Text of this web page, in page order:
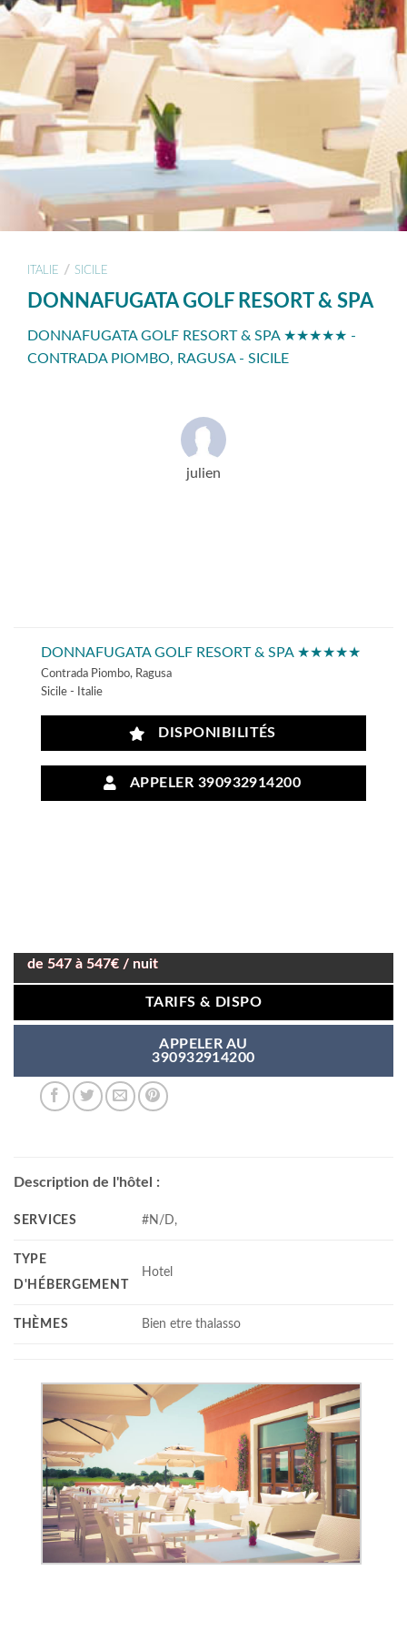
ITALIE / SICILE
DONNAFUGATA GOLF RESORT & SPA
DONNAFUGATA GOLF RESORT & SPA ★★★★★ -
CONTRADA PIOMBO, RAGUSA - SICILE
julien
DONNAFUGATA GOLF RESORT & SPA ★★★★★
Contrada Piombo, Ragusa
Sicile - Italie
DISPONIBILITÉS
APPELER 390932914200
de 547 à 547€ / nuit
TARIFS & DISPO
APPELER AU
390932914200
Description de l'hôtel :
SERVICES #N/D,
TYPE
D'HÉBERGEMENT
Hotel
THÈMES Bien etre thalasso